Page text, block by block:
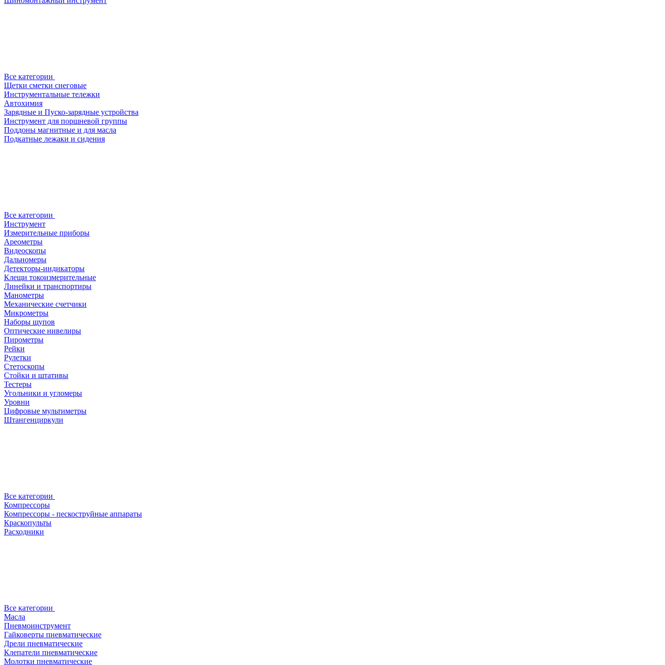
Все категории
Щетки сметки снеговые
Инструментальные тележки
Автохимия
Зарядные и Пуско-зарядные устройства
Инструмент для поршневой группы
Поддоны магнитные и для масла
Подкатные лежаки и сидения
Все категории
Инструмент
Измерительные приборы
Ареометры
Видеоскопы
Дальномеры
Детекторы-индикаторы
Клещи токоизмерительные
Линейки и транспортиры
Манометры
Механические счетчики
Микрометры
Наборы щупов
Оптические нивелиры
Пирометры
Рейки
Рулетки
Стетоскопы
Стойки и штативы
Тестеры
Угольники и угломеры
Уровни
Цифровые мультиметры
Штангенциркули
Все категории
Компрессоры
Компрессоры - пескоструйные аппараты
Краскопульты
Расходники
Все категории
Масла
Пневмоинструмент
Гайковерты пневматические
Дрели пневматические
Клепатели пневматические
Молотки пневматические